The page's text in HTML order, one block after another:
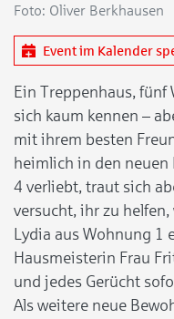
Foto: Oliver Berkhausen
Event im Kalender
Ein Treppenhaus,
sich kaum kennen –
mit ihrem besten
heimlich in den neuen
4 verliebt, traut sich
versucht, ihr zu
Lydia aus Wohnung 1
Hausmeisterin Frau
und jedes Gerücht
Als weitere neue